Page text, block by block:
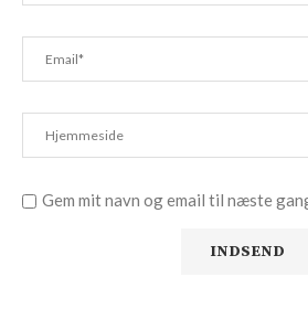
Gem mit navn og email til næste